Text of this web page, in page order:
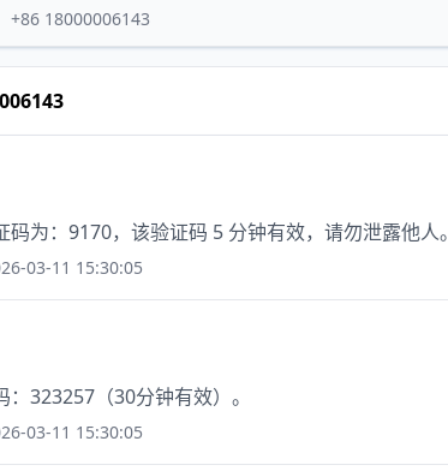
+86 18000006143
码为：9170，该验证码 5 分钟有效，请勿泄露他人。
03-11 15:30:05
：323257（30分钟有效）。
03-11 15:30:05